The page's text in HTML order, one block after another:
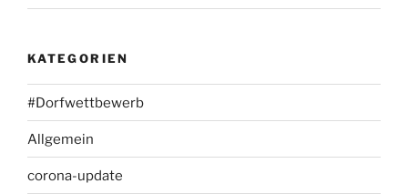
KATEGORIEN
#Dorfwettbewerb
Allgemein
corona-update